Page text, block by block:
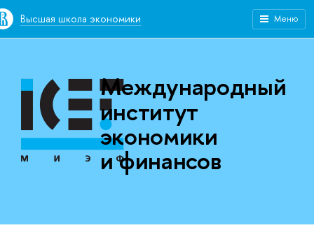
Высшая школа экономики Меню
Международный
институт
экономики
и финансов